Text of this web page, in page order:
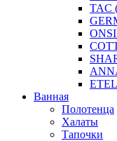
TAC
Ванная
Полотенца
Халаты
Тапочки